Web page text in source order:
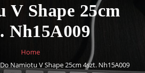
V Shape 25cm
Nh15A009
Home
Namiotu V Shape 25cm 4szt. Nh15A009